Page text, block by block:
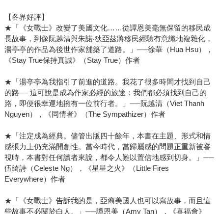
【各界好評】
★「《女戰士》改變了美國文化……從譚恩美毫無保留的移民成
長故事，到像阮越清與朱諾‧狄亞茲將移民經驗有意識地複雜化，
湯亭亭的作品為後世作家舖築了道路。」──徐華（Hua Hsu），
《Stay True保持真誠》（Stay True）作者
★「湯亭亭為我指引了前進的道路。我花了很多時間才找到自己
的路──這可說是成為作家必經的旅途：我們都必須找到自己的
路，即便很幸運地擁有一位前行者。」──阮越清（Viet Thanh
Nguyen），《同情者》（The Sympathizer）作者
★「注定成為經典。儘管出版四十餘年，本書在主題、形式和情
感張力上仍充滿開創性。當今時代，當歸屬感的問題正重新被審
視時，本書對任何讀者來說，都令人難以置信地感到切身。」──
伍綺詩（Celeste Ng），《星星之火》（Little Fires
Everywhere）作者
★「《女戰士》告訴我的是，亞裔美國人也可以寫故事，而且這
些故事不必關於白人。」──譚恩美（Amy Tan），《喜福會》